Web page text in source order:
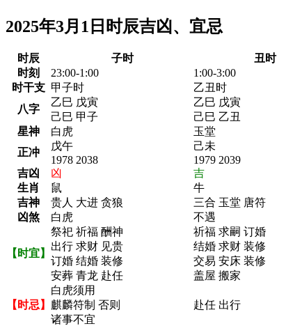
2025年3月1日时辰吉凶、宜忌
时辰 子时 丑时
时刻
23:00-1:00 1:00-3:00
时干支 甲子时 乙丑时
八字
乙巳 戊寅
己巳 甲子
乙巳 戊寅
己巳 乙丑
星神
白虎 玉堂
正冲
戊午
1978 2038
己未
1979 2039
吉凶
凶 吉
生肖
鼠 牛
吉神
贵人 大进 贪狼 三合 玉堂 唐符
凶煞
白虎 不遇
【时宜】
祭祀 祈福 酬神
出行 求财 见贵
订婚 结婚 装修
安葬 青龙 赴任
祈福 求嗣 订婚
结婚 求财 装修
交易 安床 装修
盖屋 搬家
【时忌】
白虎须用
麒麟符制 否则
诸事不宜
赴任 出行